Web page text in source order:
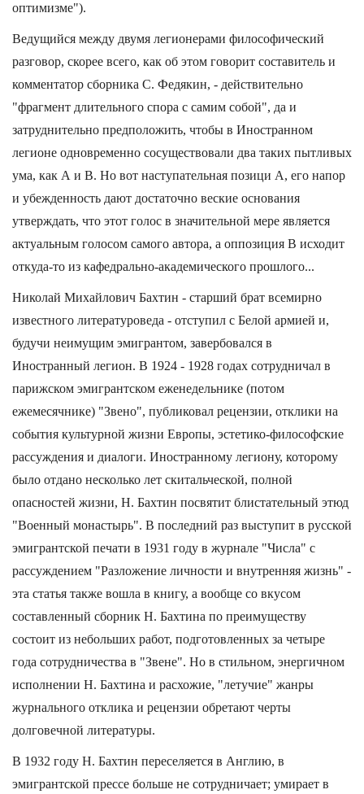
оптимизме").
Ведущийся между двумя легионерами философический
разговор, скорее всего, как об этом говорит составитель и
комментатор сборника С. Федякин, - действительно
"фрагмент длительного спора с самим собой", да и
затруднительно предположить, чтобы в Иностранном
легионе одновременно сосуществовали два таких пытливых
ума, как А и В. Но вот наступательная позици А, его напор
и убежденность дают достаточно веские основания
утверждать, что этот голос в значительной мере является
актуальным голосом самого автора, а оппозиция В исходит
откуда-то из кафедрально-академического прошлого...
Николай Михайлович Бахтин - старший брат всемирно
известного литературоведа - отступил с Белой армией и,
будучи неимущим эмигрантом, завербовался в
Иностранный легион. В 1924 - 1928 годах сотрудничал в
парижском эмигрантском еженедельнике (потом
ежемесячнике) "Звено", публиковал рецензии, отклики на
события культурной жизни Европы, эстетико-философские
рассуждения и диалоги. Иностранному легиону, которому
было отдано несколько лет скитальческой, полной
опасностей жизни, Н. Бахтин посвятит блистательный этюд
"Военный монастырь". В последний раз выступит в русской
эмигрантской печати в 1931 году в журнале "Числа" с
рассуждением "Разложение личности и внутренняя жизнь" -
эта статья также вошла в книгу, а вообще со вкусом
составленный сборник Н. Бахтина по преимуществу
состоит из небольших работ, подготовленных за четыре
года сотрудничества в "Звене". Но в стильном, энергичном
исполнении Н. Бахтина и расхожие, "летучие" жанры
журнального отклика и рецензии обретают черты
долговечной литературы.
В 1932 году Н. Бахтин переселяется в Англию, в
эмигрантской прессе больше не сотрудничает; умирает в